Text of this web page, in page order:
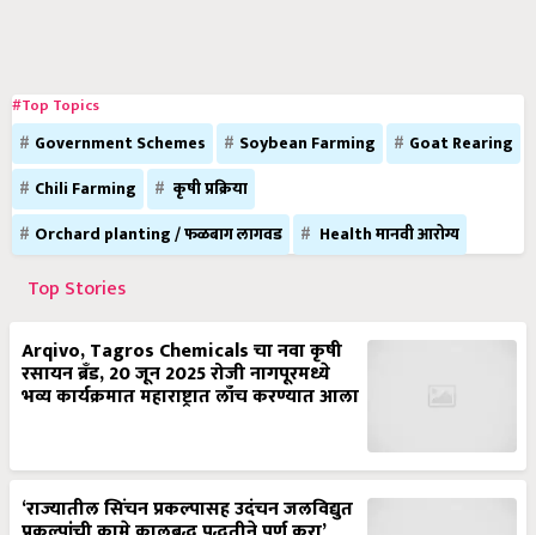
#Top Topics
Government Schemes Soybean Farming
Goat Rearing
Chili Farming
कृषी प्रक्रिया
Orchard planting / फळबाग लागवड
Health मानवी आरोग्य
Top Stories
Arqivo, Tagros Chemicals चा नवा कृषी
रसायन ब्रँड, 20 जून 2025 रोजी नागपूरमध्ये
भव्य कार्यक्रमात महाराष्ट्रात लाँच करण्यात आला
‘राज्यातील सिंचन प्रकल्पासह उदंचन जलविद्युत